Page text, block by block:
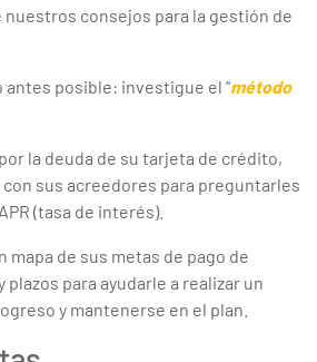
nuestros consejos para la gestión de
antes posible: investigue el “método
la deuda de su tarjeta de crédito,
sus acreedores para preguntarles
(tasa de interés).
mapa de sus metas de pago de
plazos para ayudarle a realizar un
y mantenerse en el plan.